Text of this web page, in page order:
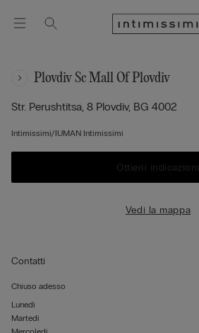
Plovdiv Sc Mall Of Plovdiv
Str. Perushtitsa, 8 Plovdiv, BG 4002
Intimissimi/IUMAN Intimissimi
Ottieni indicazioni
Vedi la mappa
Contatti
Chiuso adesso
Lunedì
Martedì